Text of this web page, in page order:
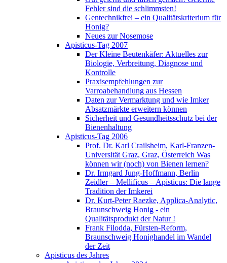
Fehler sind die schlimmsten!
Gentechnikfrei – ein Qualitätskriterium für
Honig?
Neues zur Nosemose
Apisticus-Tag 2007
Der Kleine Beutenkäfer: Aktuelles zur
Biologie, Verbreitung, Diagnose und
Kontrolle
Praxisempfehlungen zur
Varroabehandlung aus Hessen
Daten zur Vermarktung und wie Imker
Absatzmärkte erweitern können
Sicherheit und Gesundheitsschutz bei der
Bienenhaltung
Apisticus-Tag 2006
Prof. Dr. Karl Crailsheim, Karl-Franzen-
Universität Graz, Graz, Österreich Was
können wir (noch) von Bienen lernen?
Dr. Irmgard Jung-Hoffmann, Berlin
Zeidler – Mellificus – Apisticus: Die lange
Tradition der Imkerei
Dr. Kurt-Peter Raezke, Applica-Analytic,
Braunschweig Honig - ein
Qualitätsprodukt der Natur !
Frank Filodda, Fürsten-Reform,
Braunschweig Honighandel im Wandel
der Zeit
Apisticus des Jahres